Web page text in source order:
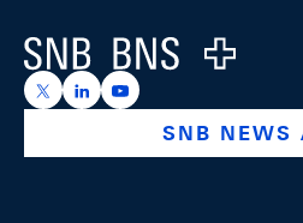
Logo
https://x.com/snb_bns
https://https://
SNB NEWS